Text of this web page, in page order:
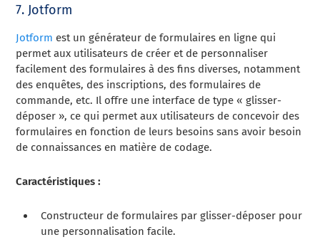
7. Jotform
Jotform est un générateur de formulaires en ligne qui
permet aux utilisateurs de créer et de personnaliser
facilement des formulaires à des fins diverses, notamment
des enquêtes, des inscriptions, des formulaires de
commande, etc. Il offre une interface de type « glisser-
déposer », ce qui permet aux utilisateurs de concevoir des
formulaires en fonction de leurs besoins sans avoir besoin
de connaissances en matière de codage.
Caractéristiques :
Constructeur de formulaires par glisser-déposer pour
une personnalisation facile.